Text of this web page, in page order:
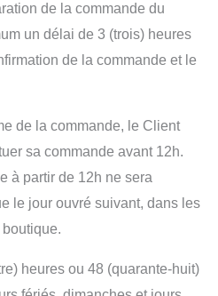
de la commande du
un délai de 3 (trois) heures
de la commande et le
de la commande, le Client
sa commande avant 12h.
à partir de 12h ne sera
le jour ouvré suivant, dans les
boutique.
heures ou 48 (quarante-huit)